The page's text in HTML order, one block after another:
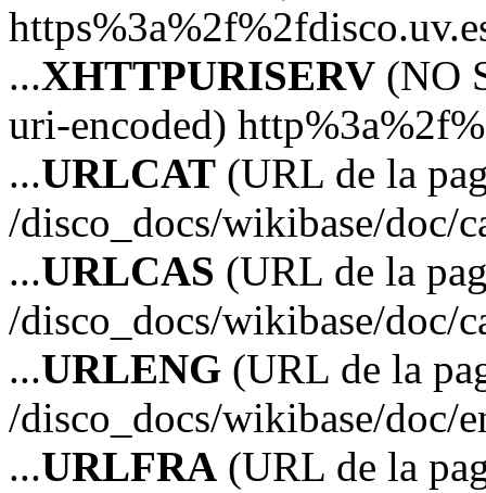
...XHTTPURISERV (NO
uri-encoded)
...URLCAT (URL de la
/disco_docs/wikibase/doc/
...URLCAS (URL de la
/disco_docs/wikibase/doc/
...URLENG (URL de la
/disco_docs/wikibase/doc/
...URLFRA (URL de la